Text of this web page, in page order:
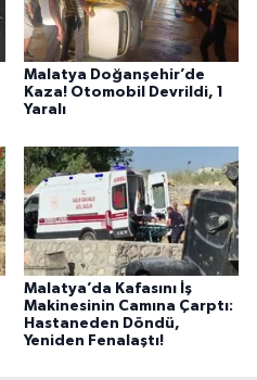
Malatya Doğanşehir’de
Kaza! Otomobil Devrildi, 1
Yaralı
Malatya’da Kafasını İş
Makinesinin Camına Çarptı:
Hastaneden Döndü,
Yeniden Fenalaştı!